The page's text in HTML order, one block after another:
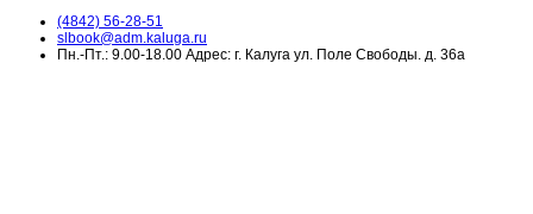
(4842) 56-28-51
slbook@adm.kaluga.ru
Пн.-Пт.: 9.00-18.00 Адрес: г. Калуга ул. Поле Свободы. д. 36а